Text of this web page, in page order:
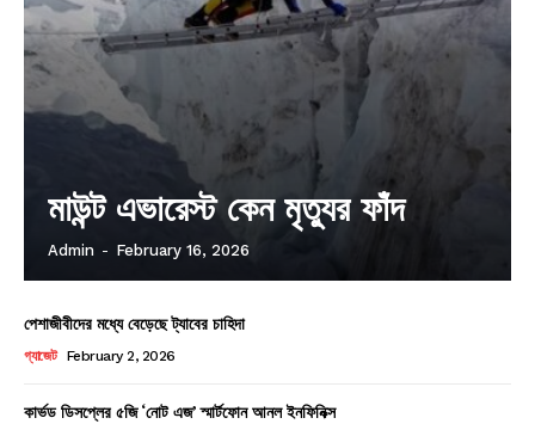
মাউন্ট এভারেস্ট কেন মৃত্যুর ফাঁদ
Admin - February 16, 2026
পেশাজীবীদের মধ্যে বেড়েছে ট্যাবের চাহিদা
গ্যাজেট February 2, 2026
কার্ভড ডিসপ্লের ৫জি ‘নোট এজ’ স্মার্টফোন আনল ইনফিনিক্স